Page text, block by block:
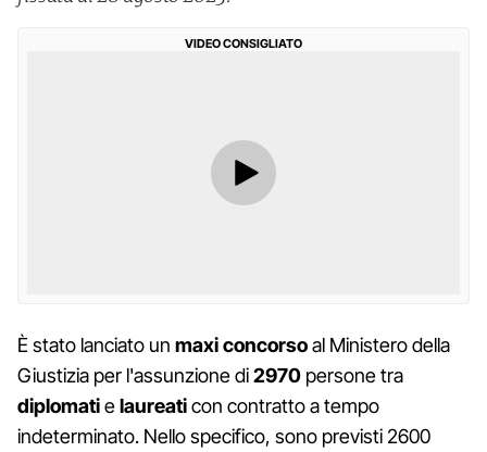
VIDEO CONSIGLIATO
È stato lanciato un maxiconcorsoal Ministero della
Giustizia per l'assunzione di2970 persone tra
diplomatielaureaticon contratto a tempo
indeterminato. Nello specifico, sono previsti 2600